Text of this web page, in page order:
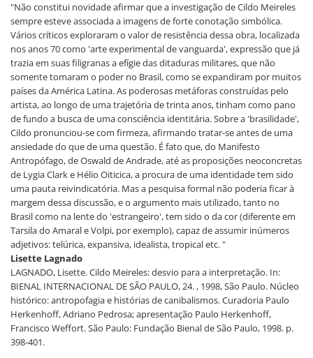
"Não constitui novidade afirmar que a investigação de Cildo Meireles
sempre esteve associada a imagens de forte conotação simbólica.
Vários críticos exploraram o valor de resistência dessa obra, localizada
nos anos 70 como 'arte experimental de vanguarda', expressão que já
trazia em suas filigranas a efígie das ditaduras militares, que não
somente tomaram o poder no Brasil, como se expandiram por muitos
países da América Latina. As poderosas metáforas construídas pelo
artista, ao longo de uma trajetória de trinta anos, tinham como pano
de fundo a busca de uma consciência identitária. Sobre a 'brasilidade',
Cildo pronunciou-se com firmeza, afirmando tratar-se antes de uma
ansiedade do que de uma questão. É fato que, do Manifesto
Antropófago, de Oswald de Andrade, até as proposições neoconcretas
de Lygia Clark e Hélio Oiticica, a procura de uma identidade tem sido
uma pauta reivindicatória. Mas a pesquisa formal não poderia ficar à
margem dessa discussão, e o argumento mais utilizado, tanto no
Brasil como na lente do 'estrangeiro', tem sido o da cor (diferente em
Tarsila do Amaral e Volpi, por exemplo), capaz de assumir inúmeros
adjetivos: telúrica, expansiva, idealista, tropical etc. "
Lisette Lagnado
LAGNADO, Lisette. Cildo Meireles: desvio para a interpretação. In:
BIENAL INTERNACIONAL DE SÃO PAULO, 24. , 1998, São Paulo. Núcleo
histórico: antropofagia e histórias de canibalismos. Curadoria Paulo
Herkenhoff, Adriano Pedrosa; apresentação Paulo Herkenhoff,
Francisco Weffort. São Paulo: Fundação Bienal de São Paulo, 1998. p.
398-401.